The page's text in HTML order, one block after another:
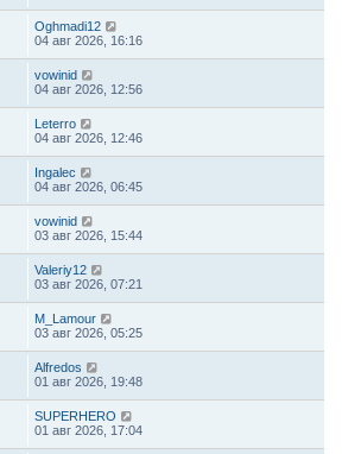
Oghmadi12
04 авг 2026, 16:16
vowinid
04 авг 2026, 12:56
Leterro
04 авг 2026, 12:46
Ingalec
04 авг 2026, 06:45
vowinid
03 авг 2026, 15:44
Valeriy12
03 авг 2026, 07:21
M_Lamour
03 авг 2026, 05:25
Alfredos
01 авг 2026, 19:48
SUPERHERO
01 авг 2026, 17:04